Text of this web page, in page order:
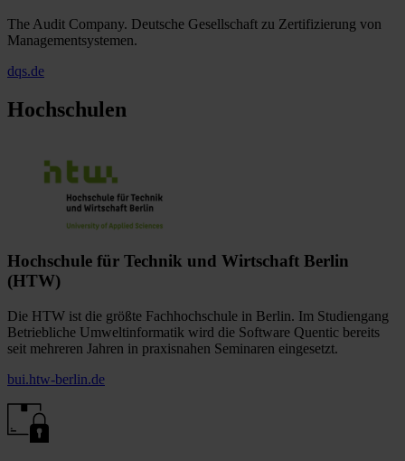
The Audit Company. Deutsche Gesellschaft zu Zertifizierung von
Managementsystemen.
dqs.de
Hochschulen
Hochschule für Technik und Wirtschaft Berlin
(HTW)
Die HTW ist die größte Fachhochschule in Berlin. Im Studiengang
Betriebliche Umweltinformatik wird die Software Quentic bereits
seit mehreren Jahren in praxisnahen Seminaren eingesetzt.
bui.htw-berlin.de